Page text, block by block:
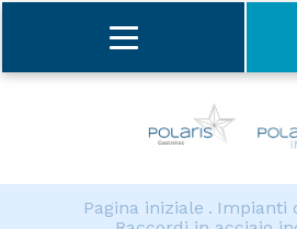
Pagina iniziale
Impianti